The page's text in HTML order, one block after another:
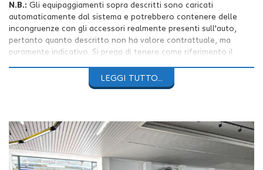
N.B.: Gli equipaggiamenti sopra descritti sono caricati
automaticamente dal sistema e potrebbero contenere delle
incongruenze con gli accessori realmente presenti sull'auto,
pertanto quanto descritto non ha valore contrattuale, ma
puramente indicativo. Si prega di tenere come riferimento il
AUTO4YOU PROPONE LAND ROVERRANGE ROVER EVOQUE
CABRIO 2.0 TD4 150 CV SE DYNAMIC con56.756Kmpercorsi
da 2 proprietari.
LEGGI TUTTO...